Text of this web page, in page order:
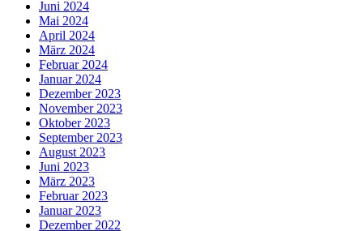
Juni 2024
Mai 2024
April 2024
März 2024
Februar 2024
Januar 2024
Dezember 2023
November 2023
Oktober 2023
September 2023
August 2023
Juni 2023
März 2023
Februar 2023
Januar 2023
Dezember 2022